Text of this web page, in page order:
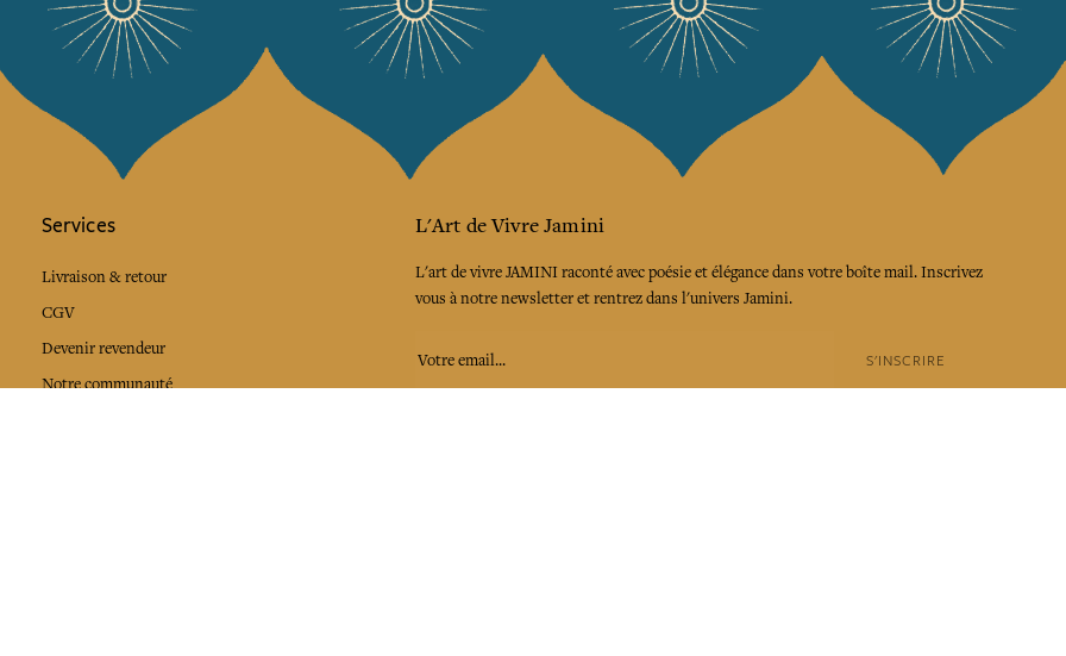
Services
Livraison & retour
CGV
Devenir revendeur
Notre communauté
L'Art de Vivre Jamini
L'art de vivre JAMINI raconté avec poésie et élégance dans votre boîte mail. Inscrivez
vous à notre newsletter et rentrez dans l'univers Jamini.
S'INSCRIRE